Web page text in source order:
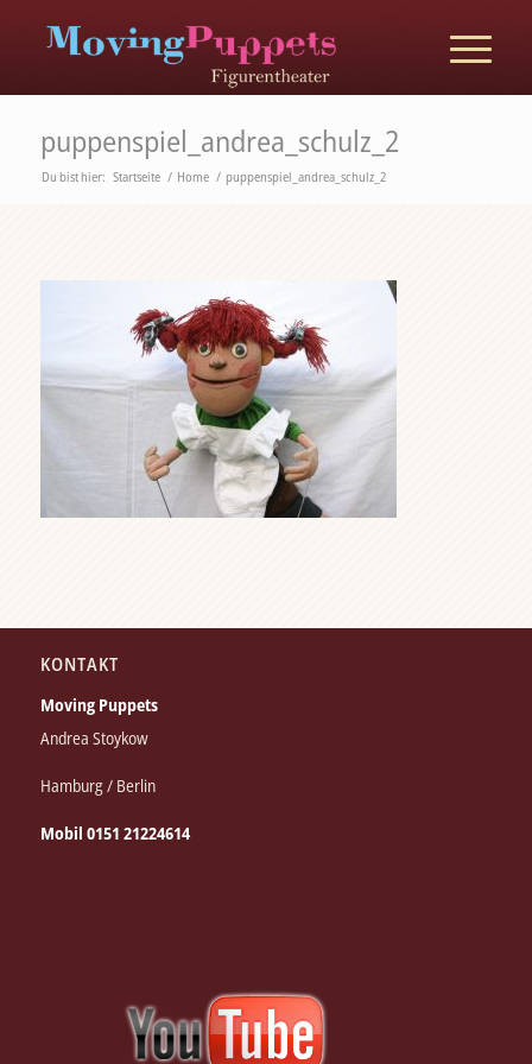
puppenspiel_andrea_schulz_2
Du bist hier: Startseite / Home / puppenspiel_andrea_schulz_2
KONTAKT
Moving Puppets
Andrea Stoykow
Hamburg / Berlin
Mobil 0151 21224614